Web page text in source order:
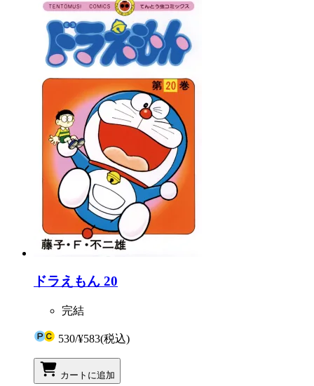
ドラえもん 20
完結
530/¥583(税込)
カートに追加